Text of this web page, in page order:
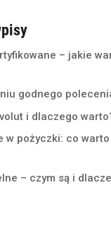
– jakie
godnego
i dlaczego
w pożyczki: co
– czym są i